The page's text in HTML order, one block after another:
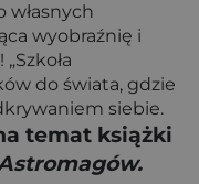
własnych
wyobraźnię i
do świata, gdzie
siebie.
temat książki